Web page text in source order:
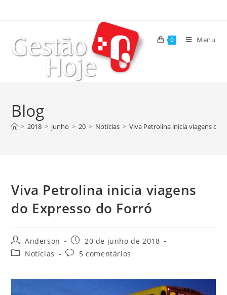
0 Menu
Blog
> 2018 > junho > 20 > Notícias > Viva Petrolina inicia viagens do
Viva Petrolina inicia viagens
do Expresso do Forró
Anderson
20 de junho de 2018
Notícias
5 comentários